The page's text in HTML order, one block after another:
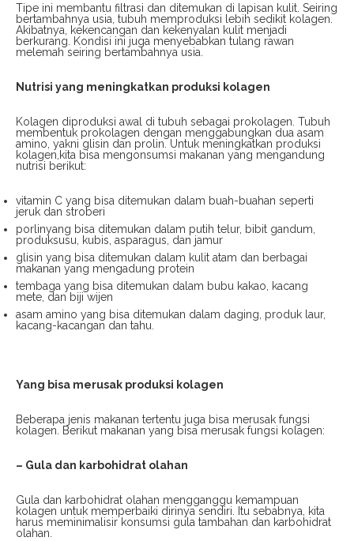
Tipe ini membantu filtrasi dan ditemukan di lapisan kulit. Seiring
bertambahnya usia, tubuh memproduksi lebih sedikit kolagen.
Akibatnya, kekencangan dan kekenyalan kulit menjadi
berkurang. Kondisi ini juga menyebabkan tulang rawan
melemah seiring bertambahnya usia.
Nutrisi yang meningkatkan produksi kolagen
Kolagen diproduksi awal di tubuh sebagai prokolagen. Tubuh
membentuk prokolagen dengan menggabungkan dua asam
amino, yakni glisin dan prolin. Untuk meningkatkan produksi
kolagen,kita bisa mengonsumsi makanan yang mengandung
nutrisi berikut:
vitamin C yang bisa ditemukan dalam buah-buahan seperti
jeruk dan stroberi
porlinyang bisa ditemukan dalam putih telur, bibit gandum,
produksusu, kubis, asparagus, dan jamur
glisin yang bisa ditemukan dalam kulit atam dan berbagai
makanan yang mengadung protein
tembaga yang bisa ditemukan dalam bubu kakao, kacang
mete, dan biji wijen
asam amino yang bisa ditemukan dalam daging, produk laur,
kacang-kacangan dan tahu.
Yang bisa merusak produksi kolagen
Beberapa jenis makanan tertentu juga bisa merusak fungsi
kolagen. Berikut makanan yang bisa merusak fungsi kolagen:
– Gula dan karbohidrat olahan
Gula dan karbohidrat olahan mengganggu kemampuan
kolagen untuk memperbaiki dirinya sendiri. Itu sebabnya, kita
harus meminimalisir konsumsi gula tambahan dan karbohidrat
olahan.